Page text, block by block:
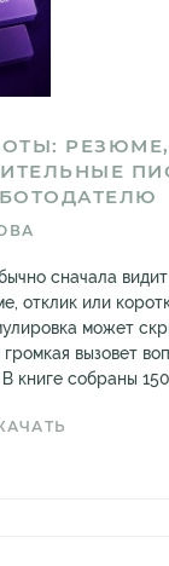
РЕЗЮМЕ,
сначала
отклик или
может
вызовет
книге собраны 150